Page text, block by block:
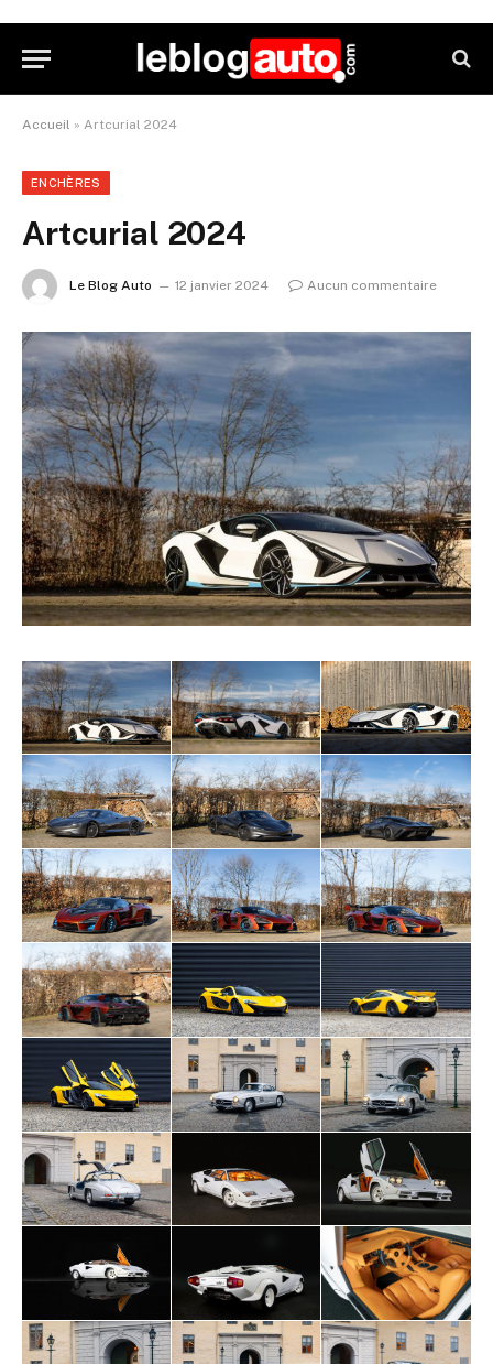
Accueil » Artcurial 2024
ENCHÈRES
Artcurial 2024
Le Blog Auto 12 janvier 2024 Aucun commentaire